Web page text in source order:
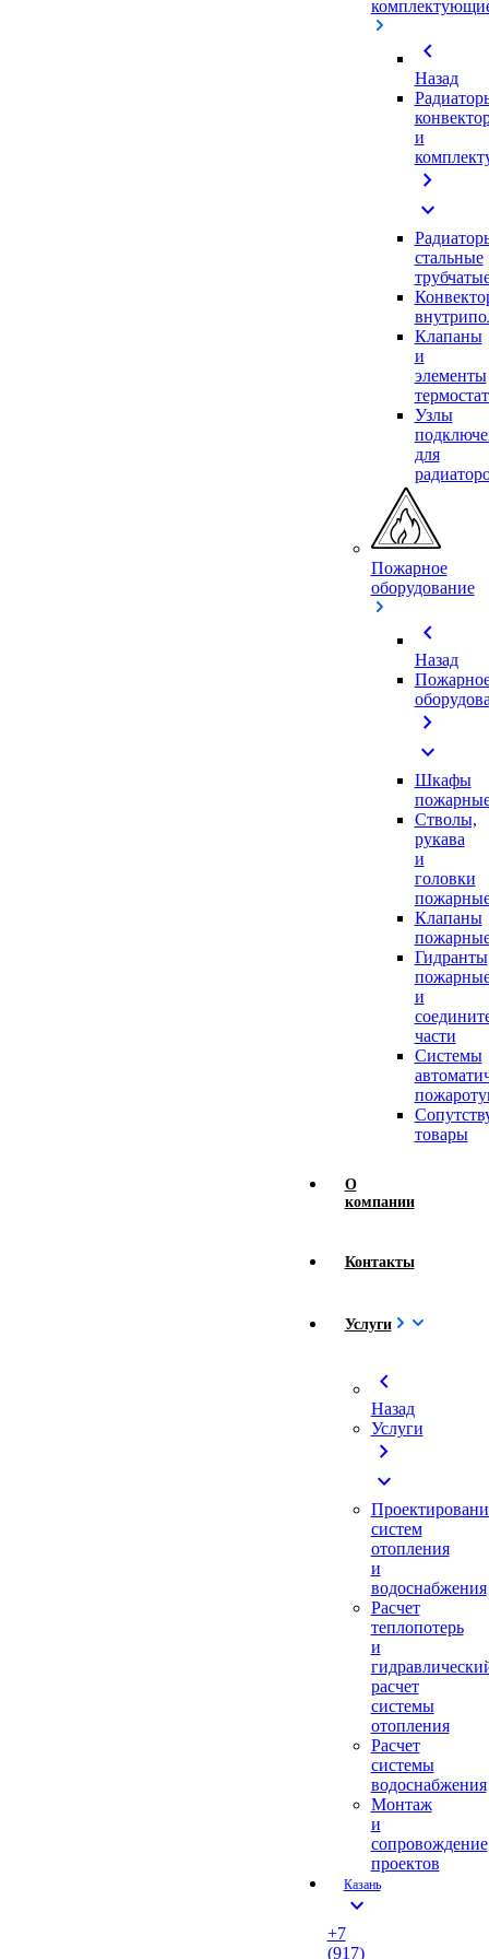
chevron_left
Назад
и
chevron_right
expand_more
стальные
Клапаны
и
элементы
Узлы
для
Пожарное
оборудование
chevron_left
Назад
chevron_right
expand_more
Шкафы
Стволы,
рукава
и
головки
Клапаны
Гидранты
и
части
Системы
товары
О
компании
Контакты
Услуги
chevron_left
Назад
Услуги
chevron_right
expand_more
систем
отопления
и
водоснабжения
Расчет
теплопотерь
и
расчет
системы
отопления
Расчет
системы
водоснабжения
Монтаж
и
сопровождение
проектов
Казань
expand_more
+7
(917)